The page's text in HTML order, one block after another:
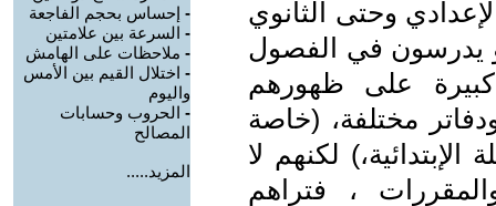
وحتى الثانوي
يدرسون في الفصول
على ظهورهم
مختلفة، (خاصة
لكنهم لا
، فتراهم
- إحساس بحجم الفاجعة
- السرعة بين علامتين
- ملاحظات على الهامش
- اختلال القيم بين الأمس
واليوم
- الحروب وحسابات
المصالح
المزيد.....